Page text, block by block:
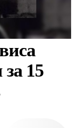
15